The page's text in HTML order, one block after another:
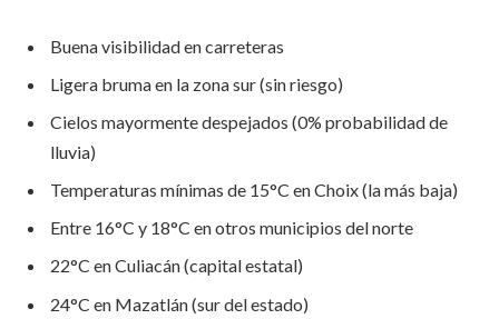
Buena visibilidad en carreteras
Ligera bruma en la zona sur (sin riesgo)
Cielos mayormente despejados (0% probabilidad de
lluvia)
Temperaturas mínimas de 15°C en Choix (la más baja)
Entre 16°C y 18°C en otros municipios del norte
22°C en Culiacán (capital estatal)
24°C en Mazatlán (sur del estado)